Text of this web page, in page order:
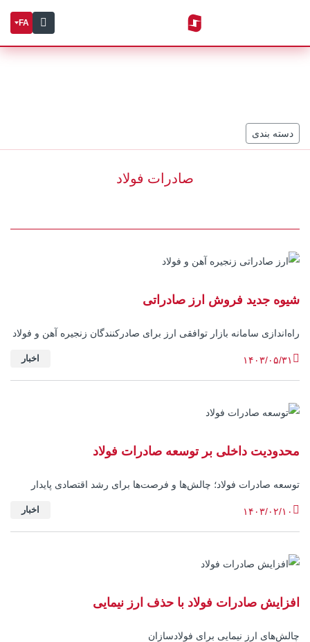
FA
دسته بندی
صادرات فولاد
شیوه جدید فروش ارز صادراتی
راه‌اندازی سامانه بازار توافقی ارز برای صادرکنندگان زنجیره آهن و فولاد
- شهریور 1403
۱۴۰۳/۰۵/۳۱ اخبار
محدودیت داخلی بر توسعه صادرات فولاد
توسعه صادرات فولاد؛ چالش‌ها و فرصت‌ها برای رشد اقتصادی پایدار
۱۴۰۳/۰۲/۱۰ اخبار
افزایش صادرات فولاد با حذف ارز نیمایی
چالش‌های ارز نیمایی برای فولادسازان